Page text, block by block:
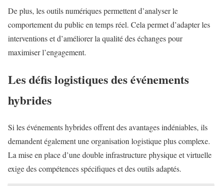
De plus, les outils numériques permettent d’analyser le
comportement du public en temps réel. Cela permet d’adapter les
interventions et d’améliorer la qualité des échanges pour
maximiser l’engagement.
Les défis logistiques des événements
hybrides
Si les événements hybrides offrent des avantages indéniables, ils
demandent également une organisation logistique plus complexe.
La mise en place d’une double infrastructure physique et virtuelle
exige des compétences spécifiques et des outils adaptés.